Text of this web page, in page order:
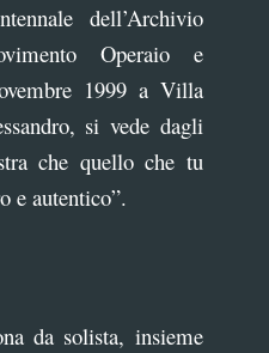
dell’Archivio
Operaio e
1999 a Villa
si vede dagli
che quello che tu
e autentico”.
da solista, insieme